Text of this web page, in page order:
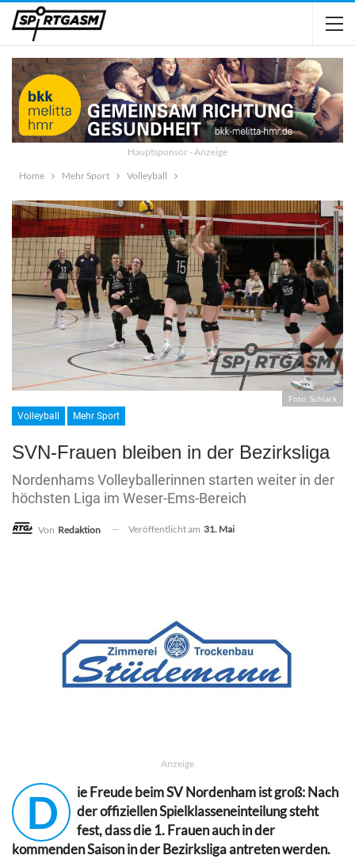
Hauptsponsor - Anzeige
Home
Mehr Sport Volleyball
Foto: Schlack
Volleyball Mehr Sport
SVN-Frauen bleiben in der Bezirksliga
Nordenhams Volleyballerinnen starten weiter in der
höchsten Liga im Weser-Ems-Bereich
Von Redaktion Veröffentlicht am 31. Mai
Anzeige
D
ie Freude beim SV Nordenham ist groß: Nach
der offiziellen Spielklasseneinteilung steht
fest, dass die 1. Frauen auch in der
kommenden Saison in der Bezirksliga antreten werden.